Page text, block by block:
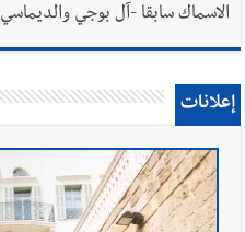
الاسماك سابقا -آل بوجي والديماسي
إعلانات